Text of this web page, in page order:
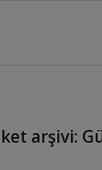
arşivi: